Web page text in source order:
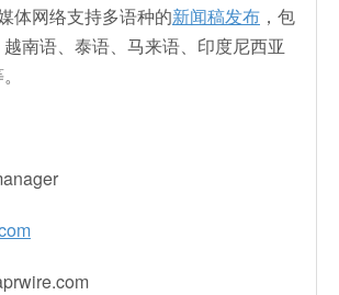
体网络支持多语种的新闻稿发布 ，包
南语、泰语、马来语、印度尼西亚